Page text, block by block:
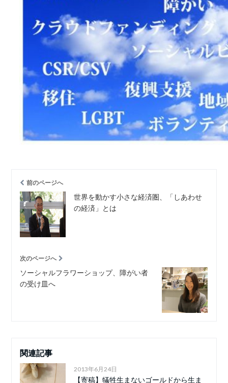
前のページへ
世界を動かす小さな経済圏、「しあわせ
の経済」とは
次のページへ
ソーシャルフラワーショップ、障がい者
の受け皿へ
関連記事
2013年6月24日
【寄稿】犠牲生まないゴールドから生ま